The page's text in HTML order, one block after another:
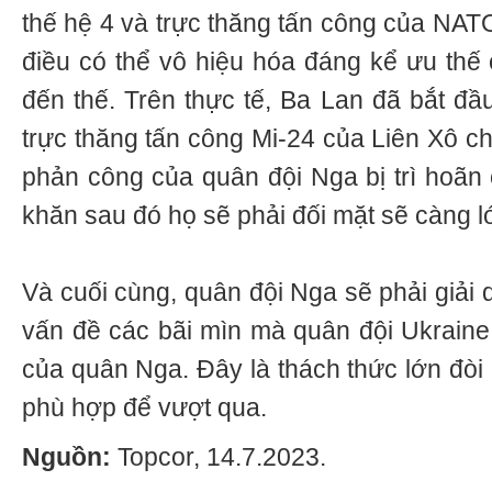
thế hệ 4 và trực thăng tấn công của
điều có thể vô hiệu hóa đáng kể ưu
đến thế. Trên thực tế, Ba Lan đã bắt
trực thăng tấn công Mi-24 của Liên Xô
phản công của quân đội Nga bị trì
khăn sau đó họ sẽ phải đối mặt sẽ càng
Và cuối cùng, quân đội Nga sẽ phải giải
vấn đề các bãi mìn mà quân đội
của quân Nga. Đây là thách thức lớn
phù hợp để vượt qua.
Nguồn: Topcor, 14.7.2023.